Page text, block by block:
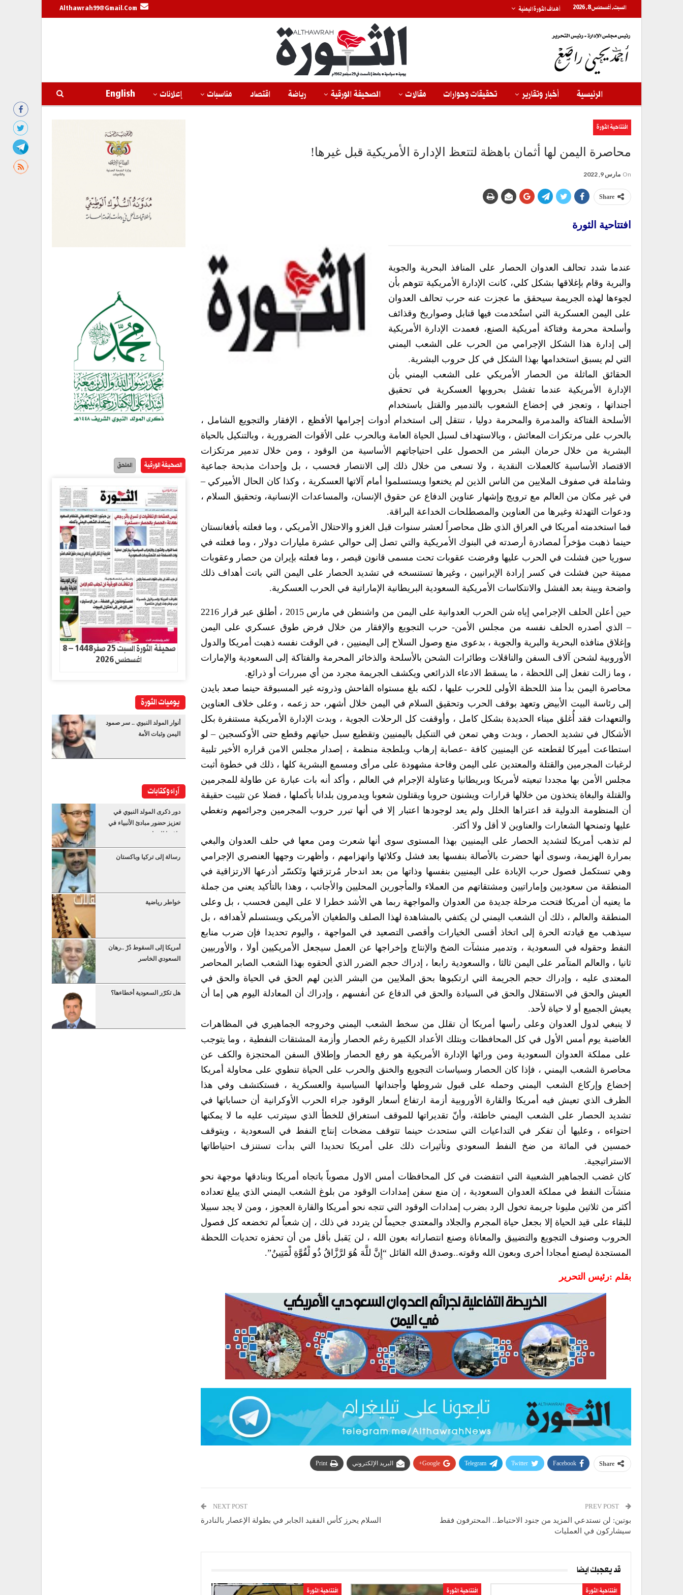
السبت, أغسطس 8, 2026 أهداف الثورة اليمنية Althawrah99@gmail.com
الرئيسية أخبار وتقارير تحقيقات وحوارات مقالات الصحيفة الورقية رياضة اقتصاد مناسبات إعلانات English
افتتاحية الثورة
محاصرة اليمن لها أثمان باهظة لتتعظ الإدارة الأمريكية قبل غيرها!
On مارس 9, 2022
Share
افتتاحية الثورة
عندما شدد تحالف العدوان الحصار على المنافذ البحرية والجوية
والبرية وقام بإغلاقها بشكل كلي، كانت الإدارة الأمريكية تتوهم بأن
لجوءها لهذه الجريمة سيحقق ما عجزت عنه حرب تحالف العدوان
على اليمن العسكرية التي استُخدمت فيها قنابل وصواريخ وقذائف
وأسلحة محرمة وفتاكة أمريكية الصنع، فعمدت الإدارة الأمريكية
إلى إدارة هذا الشكل الإجرامي من الحرب على الشعب اليمني
التي لم يسبق استخدامها بهذا الشكل في كل حروب البشرية.
الحقائق الماثلة من الحصار الأمريكي على الشعب اليمني بأن
الإدارة الأمريكية عندما تفشل بحروبها العسكرية في تحقيق
أجنداتها ، وتعجز في إخضاع الشعوب بالتدمير والقتل باستخدام
الأسلحة الفتاكة والمدمرة والمحرمة دوليا ، تنتقل إلى استخدام أدوات إجرامها الأفظع ، الإفقار والتجويع الشامل ،
بالحرب على مرتكزات المعائش ، وبالاستهداف لسبل الحياة العامة وبالحرب على الأقوات الضرورية ، وبالتنكيل بالحياة
البشرية من خلال حرمان البشر من الحصول على احتياجاتهم الأساسية من الوقود ، ومن خلال تدمير مرتكزات
الاقتصاد الأساسية كالعملات النقدية ، ولا تسعى من خلال ذلك إلى الانتصار فحسب ، بل وإحداث مذبحة جماعية
وشاملة في صفوف الملايين من الناس الذين لم يخنعوا ويستسلموا أمام آلاتها العسكرية ، وكذا كان الحال الأميركي –
في غير مكان من العالم مع ترويج وإشهار عناوين الدفاع عن حقوق الإنسان، والمساعدات الإنسانية، وتحقيق السلام ،
ودعوات التهدئة وغيرها من العناوين والمصطلحات الخداعة البراقة.
فما استخدمته أمريكا في العراق الذي ظل محاصراً لعشر سنوات قبل الغزو والاحتلال الأمريكي ، وما فعلته بأفغانستان
حينما ذهبت مؤخراً لمصادرة أرصدته في البنوك الأمريكية والتي تصل إلى حوالي عشرة مليارات دولار ، وما فعلته في
سوريا حين فشلت في الحرب عليها وفرضت عقوبات تحت مسمى قانون قيصر ، وما فعلته بإيران من حصار وعقوبات
مميتة حين فشلت في كسر إرادة الإيرانيين ، وغيرها تستنسخه في تشديد الحصار على اليمن التي باتت أهداف ذلك
واضحة وبينة بعد الفشل والانتكاسات الأمريكية السعودية البريطانية الإماراتية في الحرب العسكرية.
حين أعلن الحلف الإجرامي إياه شن الحرب العدوانية على اليمن من واشنطن في مارس 2015 ، أطلق عبر قرار 2216
– الذي أصدره الحلف نفسه من مجلس الأمن- حرب التجويع والإفقار من خلال فرض طوق عسكري على اليمن
وإغلاق منافذه البحرية والبرية والجوية ، بدعوى منع وصول السلاح إلى اليمنيين ، في الوقت نفسه ذهبت أمريكا والدول
الأوروبية لشحن آلاف السفن والناقلات وطائرات الشحن بالأسلحة والذخائر المحرمة والفتاكة إلى السعودية والإمارات
، وما زالت تفعل إلى اللحظة ، ما يسقط الادعاء الذرائعي ويكشف الجريمة مجرد من أي مبررات أو ذرائع.
محاصرة اليمن بدأ منذ اللحظة الأولى للحرب عليها ، لكنه بلغ مستواه الفاحش وذروته غير المسبوقة حينما صعد بايدن
إلى رئاسة البيت الأبيض وتعهد بوقف الحرب وتحقيق السلام في اليمن خلال أشهر، حد زعمه ، وعلى خلاف العناوين
والتعهدات فقد أُغلق ميناء الحديدة بشكل كامل ، وأوقفت كل الرحلات الجوية ، وبدت الإدارة الأمريكية مستنفرة بكل
الأشكال في تشديد الحصار ، وبدت وهي تمعن في التنكيل باليمنيين وتقطيع سبل حياتهم وقطع حتى الأوكسجين – لو
استطاعت أميركا لقطعته عن اليمنيين كافة -عصابة إرهاب وبلطجة منظمة ، إصدار مجلس الامن قراره الأخير تلبية
لرغبات المجرمين والقتلة والمعتدين على اليمن وقاحة مشهودة على مرأى ومسمع البشرية كلها ، ذلك في خطوة أثبت
مجلس الأمن بها مجددا تبعيته لأمريكا وبريطانيا وعتاولة الإجرام في العالم ، وأكد أنه بات عبارة عن طاولة للمجرمين
والقتلة والبغاة يتخذون من خلالها قرارات ويشنون حروبا ويقتلون شعوبا ويدمرون بلدانا بأكملها ، فضلا عن تثبيت حقيقة
أن المنظومة الدولية قد اعتراها الخلل ولم يعد لوجودها اعتبار إلا في أنها تبرر حروب المجرمين وجرائمهم وتغطي
عليها وتمنحها الشعارات والعناوين لا أقل ولا أكثر.
لم تذهب أمريكا لتشديد الحصار على اليمنيين بهذا المستوى سوى أنها شعرت ومن معها في حلف العدوان والبغي
بمرارة الهزيمة، وسوى أنها حضرت بالأصالة بنفسها بعد فشل وكلائها وانهزامهم ، وأظهرت وجهها العنصري الإجرامي
وهي تستكمل فصول حرب الإبادة على اليمنيين بنفسها وذاتها من بعد اندحار مُرتزقتها وتَكسّر أذرعها الارتزاقية في
المنطقة من سعوديين وإماراتيين ومشتقاتهم من العملاء والمأجورين المحليين والأجانب ، وهذا بالتأكيد يعني من جملة
ما يعنيه أن أمريكا فتحت مرحلة جديدة من العدوان والمواجهة ربما هي الأشد خطرا لا على اليمن فحسب ، بل وعلى
المنطقة والعالم ، ذلك أن الشعب اليمني لن يكتفي بالمشاهدة لهذا الصلف والطغيان الأمريكي ويستسلم لأهدافه ، بل
سيذهب مع قيادته الحرة إلى اتخاذ أقسى الخيارات وأقصى التصعيد في المواجهة ، واليوم تحديدا فإن ضرب منابع
النفط وحقوله في السعودية ، وتدمير منشآت الضخ والإنتاج وإخراجها عن العمل سيجعل الأمريكيين أولا ، والأوربيين
ثانيا ، والعالم المتآمر على اليمن ثالثا ، والسعودية رابعا ، إدراك حجم الضرر الذي ألحقوه بهذا الشعب الصابر المحاصر
المعتدى عليه ، وإدراك حجم الجريمة التي ارتكبوها بحق الملايين من البشر الذين لهم الحق في الحياة والحق في
العيش والحق في الاستقلال والحق في السيادة والحق في الدفاع عن أنفسهم ، وإدراك أن المعادلة اليوم هي إما أن
يعيش الجميع أو لا حياة لأحد.
لا ينبغي لدول العدوان وعلى رأسها أمريكا أن تقلل من سخط الشعب اليمني وخروجه الجماهيري في المظاهرات
الغاضبة يوم أمس الأول في كل المحافظات وبتلك الأعداد الكبيرة رغم الحصار وأزمة المشتقات النفطية ، وما يتوجب
على مملكة العدوان السعودية ومن ورائها الإدارة الأمريكية هو رفع الحصار وإطلاق السفن المحتجزة والكف عن
محاصرة الشعب اليمني ، فإذا كان الحصار وسياسات التجويع والخنق والحرب على الحياة تنطوي على محاولة أمريكا
إخضاع وإركاع الشعب اليمني وحمله على قبول شروطها وأجنداتها السياسية والعسكرية ، فستكتشف وفي هذا
الظرف الذي تعيش فيه أمريكا والقارة الأوروبية أزمة ارتفاع أسعار الوقود جراء الحرب الأوكرانية أن حساباتها في
تشديد الحصار على الشعب اليمني خاطئة، وأنّ تقديراتها للموقف استغراق للخطأ الذي سيترتب عليه ما لا يمكنها
احتواءه ، وعليها أن تفكر في التداعيات التي ستحدث حينما تتوقف مضخات إنتاج النفط في السعودية ، ويتوقف
خمسين في المائة من ضخ النفط السعودي وتأثيرات ذلك على أمريكا تحديدا التي بدأت تستنزف احتياطاتها
الاستراتيجية.
كان غضب الجماهير الشعبية التي انتفضت في كل المحافظات أمس الاول مصوباً باتجاه أمريكا وبنادقها موجهة نحو
منشآت النفط في مملكة العدوان السعودية ، إن منع سفن إمدادات الوقود من بلوغ الشعب اليمني الذي يبلغ تعداده
أكثر من ثلاثين مليونا جريمة تخول الرد بضرب إمدادات الوقود التي تتجه نحو أمريكا والقارة العجوز ، ومن لا يجد سبيلا
للبقاء على قيد الحياة إلا بجعل حياة المجرم والجلاد والمعتدي جحيماً لن يتردد في ذلك ، إن شعباً لم تخضعه كل فصول
الحروب وصنوف التجويع والتضييق والمعاناة وصنع انتصاراته بعون الله ، لن يَقبل بأقل من أن تحفزه تحديات اللحظة
المستجدة ليصنع أمجادا أخرى وبعون الله وقوته..وصدق الله القائل “إِنَّ للَّهَ هُوَ لرَّزَّاقُ ذُو لْقُوَّةِ لْمَتِينُ”.
بقلم :رئيس التحرير
Share
Facebook
Twitter
Telegram
Google+ البريد الإلكتروني Print
بوتين: لن نستدعي المزيد من جنود الاحتياط.. المحترفون فقط
سيشاركون في العمليات
NEXT POST
السلام يحرز كأس الفقيد الجابر في بطولة الإعصار بالنادرة
قد يعجبك ايضا
افتتاحية الثورة افتتاحية الثورة افتتاحية الثورة
الصحيفة الورقية الملحق
صحيفة الثورة السبت 25 صفر1448 – 8
اغسطس 2026
يوميات الثورة
أنوار المولد النبوي .. سر صمود
اليمن وثبات الأمة
آراء وكتابات
دور ذكرى المولد النبوي في
تعزيز حضور مبادئ الأنبياء في
واقعنا المعاصر
رسالة إلى تركيا وباكستان
خواطر رياضية
أمريكا إلى السقوط دُرْ ..رهان
السعودي الخاسر
هل تكرّر السعودية أخطاءها؟